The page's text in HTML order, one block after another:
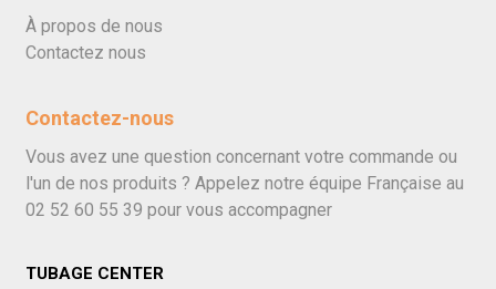
À propos de nous
Contactez nous
Contactez-nous
Vous avez une question concernant votre commande ou
l'un de nos produits ? Appelez notre équipe Française au
02 52 60 55 39 pour vous accompagner
TUBAGE CENTER